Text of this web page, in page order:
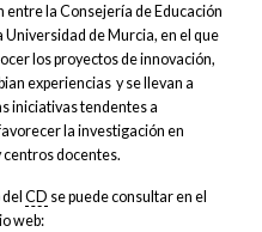
entre la Consejería de Educación
Universidad de Murcia, en el que
los proyectos de innovación,
experiencias y se llevan a
iniciativas tendentes a
la investigación en
docentes.
delCD se puede consultar en el
web: